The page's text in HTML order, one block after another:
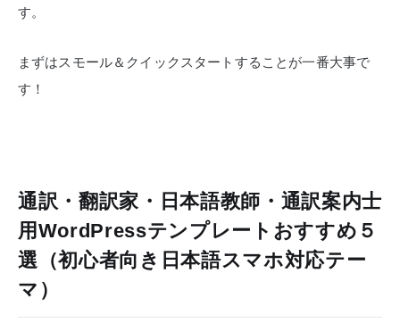
す。
まずはスモール＆クイックスタートすることが一番大事で
す！
通訳・翻訳家・日本語教師・通訳案内士
用WordPressテンプレートおすすめ５
選（初心者向き日本語スマホ対応テー
マ）